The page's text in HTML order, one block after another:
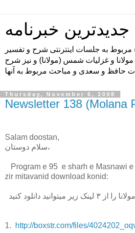
جدیدترین خبرنامه
مربوط به جلسات اینترنتی شرح و تفسیر
و غزلیات شمس (مولانا) و نیز شرح
حافظ و سعدی و مباحث مربوط به آنها
Thursday, November 6, 2008
Newsletter 138 (Molana
Salam doostan,
سلام دوستان،
Program e 95 e sharh e Masnawi
zir mitavanid download konid:
1. http://boxstr.com/files/